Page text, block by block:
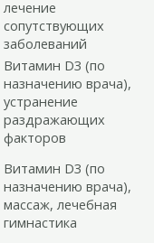
лечение
сопутствующих
заболеваний
Витамин D3 (по
назначению врача),
устранение
раздражающих
факторов
Витамин D3 (по
назначению врача),
массаж, лечебная
гимнастика